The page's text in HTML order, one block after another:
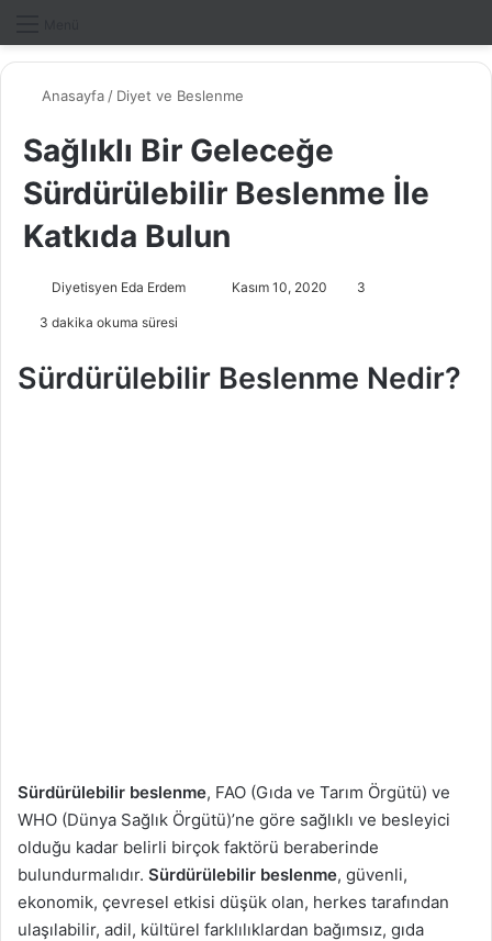
Anasayfa / Diyet ve Beslenme
Sağlıklı Bir Geleceğe
Sürdürülebilir Beslenme İle
Katkıda Bulun
Diyetisyen Eda Erdem
-
Kasım 10, 2020 3
3 dakika okuma süresi
Sürdürülebilir Beslenme Nedir?
Sürdürülebilir beslenme, FAO (Gıda ve Tarım Örgütü) ve
WHO (Dünya Sağlık Örgütü)’ne göre sağlıklı ve besleyici
olduğu kadar belirli birçok faktörü beraberinde
bulundurmalıdır. Sürdürülebilir beslenme, güvenli,
ekonomik, çevresel etkisi düşük olan, herkes tarafından
ulaşılabilir, adil, kültürel farklılıklardan bağımsız, gıda